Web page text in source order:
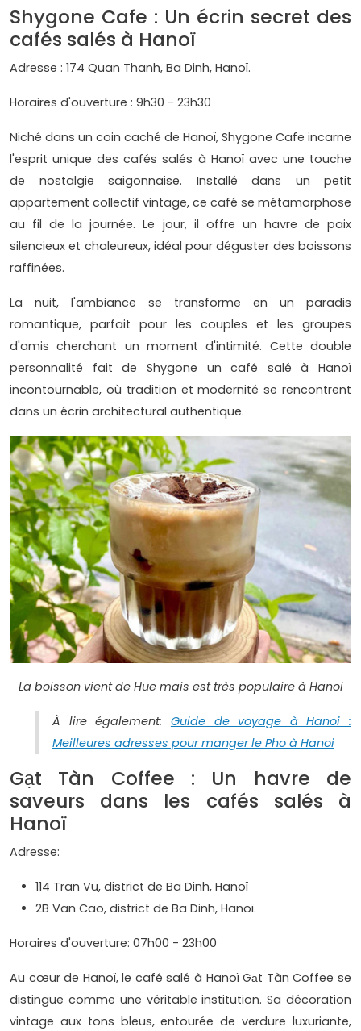
Shygone Cafe : Un écrin secret des
cafés salés à Hanoï
Adresse : 174 Quan Thanh, Ba Dinh, Hanoï.
Horaires d'ouverture : 9h30 - 23h30
Niché dans un coin caché de Hanoï, Shygone Cafe incarne
l'esprit unique des cafés salés à Hanoï avec une touche
de nostalgie saigonnaise. Installé dans un petit
appartement collectif vintage, ce café se métamorphose
au fil de la journée. Le jour, il offre un havre de paix
silencieux et chaleureux, idéal pour déguster des boissons
raffinées.
La nuit, l'ambiance se transforme en un paradis
romantique, parfait pour les couples et les groupes
d'amis cherchant un moment d'intimité. Cette double
personnalité fait de Shygone un café salé à Hanoï
incontournable, où tradition et modernité se rencontrent
dans un écrin architectural authentique.
La boisson vient de Hue mais est très populaire à Hanoi
À lire également: Guide de voyage à Hanoi :
Meilleures adresses pour manger le Pho à Hanoi
Gạt Tàn Coffee : Un havre de
saveurs dans les cafés salés à
Hanoï
Adresse:
114 Tran Vu, district de Ba Dinh, Hanoï
2B Van Cao, district de Ba Dinh, Hanoï.
Horaires d'ouverture: 07h00 - 23h00
Au cœur de Hanoï, le café salé à Hanoï Gạt Tàn Coffee se
distingue comme une véritable institution. Sa décoration
vintage aux tons bleus, entourée de verdure luxuriante,